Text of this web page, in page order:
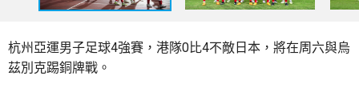
杭州亞運男子足球4強賽，港隊0比4不敵日本，將在周六與烏
茲別克踢銅牌戰。